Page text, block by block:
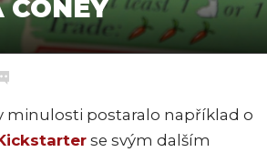
CONEY
minulosti postaralo například o
se svým dalším